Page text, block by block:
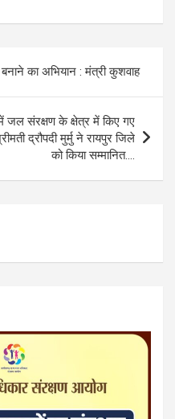
gr
ail py
n
k
ar
e
का अभियान : मंत्री कुशवाह
जल संरक्षण के क्षेत्र में किए गए
द्रौपदी मुर्मु ने रायपुर जिले
को किया सम्मानित….